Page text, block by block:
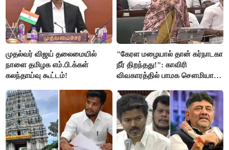
முதல்வர் விஜய் தலைமையில்
நாளை தமிழக எம்.பி.க்கள்
கலந்தாய்வு கூட்டம்!
"கேரள மழையால் தான் கர்நாடகா
நீர் திறந்தது!": காவிரி
விவகாரத்தில் பாமக சௌமியா